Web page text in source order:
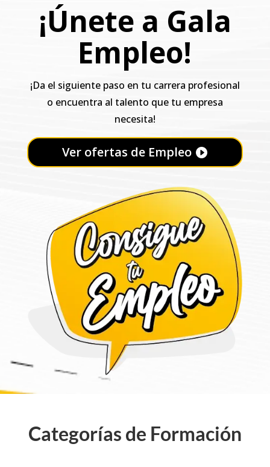
¡Únete a Gala
Empleo!
¡Da el siguiente paso en tu carrera profesional
o encuentra al talento que tu empresa
necesita!
Ver ofertas de Empleo
Categorías de Formación